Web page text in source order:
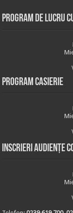
Program de lucru
Program casierie
Inscrieri audiențe